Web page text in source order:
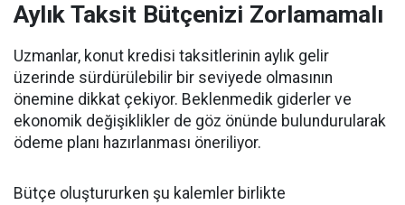
Aylık Taksit Bütçenizi Zorlamamalı
Uzmanlar, konut kredisi taksitlerinin aylık gelir
üzerinde sürdürülebilir bir seviyede olmasının
önemine dikkat çekiyor. Beklenmedik giderler ve
ekonomik değişiklikler de göz önünde bulundurularak
ödeme planı hazırlanması öneriliyor.
Bütçe oluştururken şu kalemler birlikte